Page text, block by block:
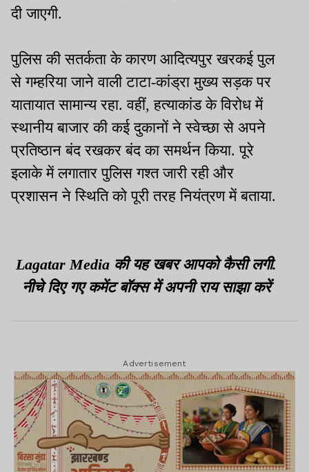
दी जाएगी.
पुलिस की सतर्कता के कारण आदित्यपुर खरकई पुल
से गम्हरिया जाने वाली टाटा-कांड्रा मुख्य सड़क पर
यातायात सामान्य रहा. वहीं, हत्याकांड के विरोध में
स्थानीय बाजार की कई दुकानों ने स्वेच्छा से अपने
प्रतिष्ठान बंद रखकर बंद का समर्थन किया. पूरे
इलाके में लगातार पुलिस गश्त जारी रही और
प्रशासन ने स्थिति को पूरी तरह नियंत्रण में बताया.
Lagatar Media की यह खबर आपको कैसी लगी.
नीचे दिए गए कमेंट बॉक्स में अपनी राय साझा करें
Advertisement